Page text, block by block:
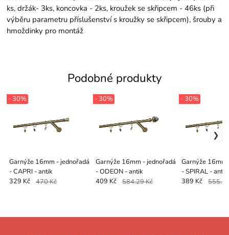
ks, držák- 3ks, koncovka - 2ks, kroužek se skřipcem - 46ks (při
výběru parametru příslušenství s kroužky se skřipcem), šrouby a
hmoždinky pro montáž
Podobné produkty
Garnýže 16mm - jednořadá
- CAPRI - antik
- 30%
329 Kč 470 Kč
Garnýže 16mm - jednořadá
- ODEON - antik
- 30%
409 Kč 584.29 Kč
Garnýže 16mm
- SPIRAL - antik
- 30%
389 Kč